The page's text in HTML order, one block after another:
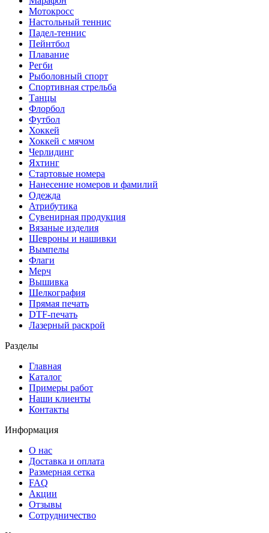
Мотокросс
Настольный теннис
Падел-теннис
Пейнтбол
Плавание
Регби
Рыболовный спорт
Спортивная стрельба
Танцы
Флорбол
Футбол
Хоккей
Хоккей с мячом
Черлидинг
Яхтинг
Стартовые номера
Нанесение номеров и фамилий
Одежда
Атрибутика
Сувенирная продукция
Вязаные изделия
Шевроны и нашивки
Вымпелы
Флаги
Мерч
Вышивка
Шелкография
Прямая печать
DTF-печать
Лазерный раскрой
Разделы
Главная
Каталог
Примеры работ
Наши клиенты
Контакты
Информация
О нас
Доставка и оплата
Размерная сетка
FAQ
Акции
Отзывы
Сотрудничество